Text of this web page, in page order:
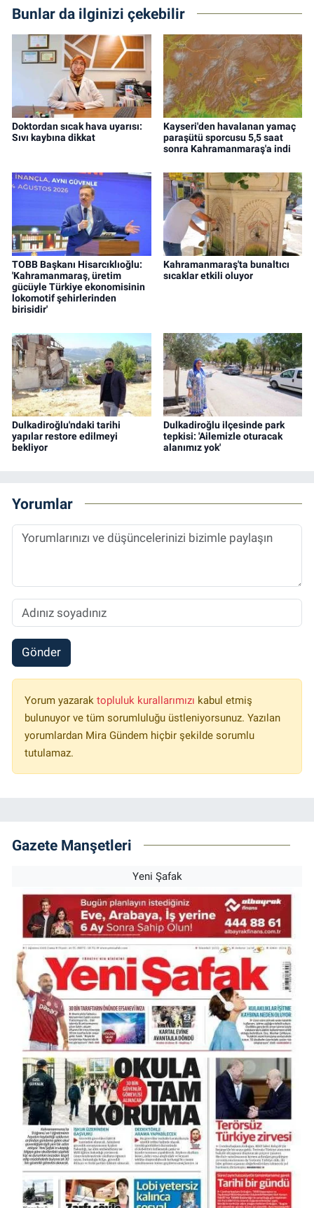
Bunlar da ilginizi çekebilir
Doktordan sıcak hava uyarısı:
Sıvı kaybına dikkat
Kayseri'den havalanan yamaç
paraşütü sporcusu 5,5 saat
sonra Kahramanmaraş'a indi
TOBB Başkanı Hisarcıklıoğlu:
'Kahramanmaraş, üretim
gücüyle Türkiye ekonomisinin
lokomotif şehirlerinden
birisidir'
Kahramanmaraş'ta bunaltıcı
sıcaklar etkili oluyor
Dulkadiroğlu'ndaki tarihi
yapılar restore edilmeyi
bekliyor
Dulkadiroğlu ilçesinde park
tepkisi: 'Ailemizle oturacak
alanımız yok'
Yorumlar
Gönder
Yorum yazarak topluluk kurallarımızı kabul etmiş
bulunuyor ve tüm sorumluluğu üstleniyorsunuz. Yazılan
yorumlardan Mira Gündem hiçbir şekilde sorumlu
tutulamaz.
Gazete Manşetleri
Yeni Şafak